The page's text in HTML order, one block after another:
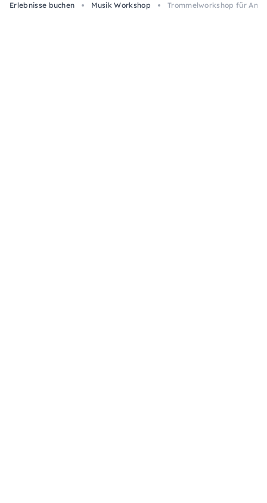
Erlebnisse buchen
Musik Workshop Trommelworkshop für